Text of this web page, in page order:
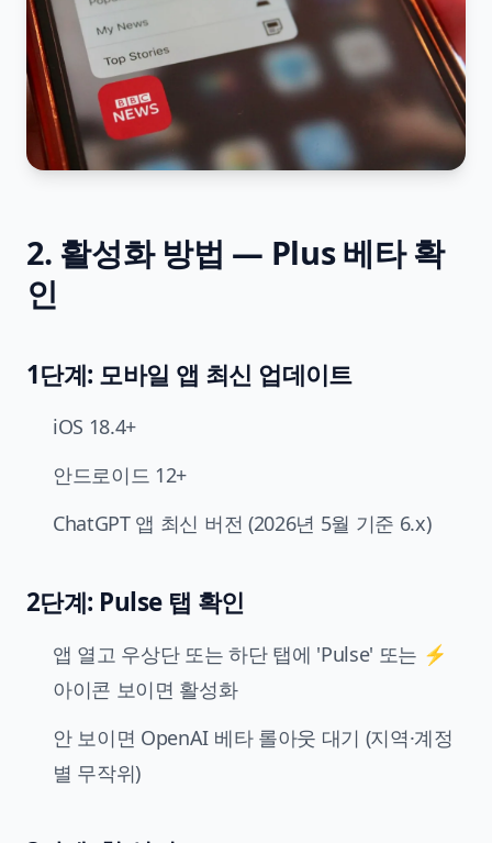
2. 활성화 방법 — Plus 베타 확
인
1단계: 모바일 앱 최신 업데이트
iOS 18.4+
안드로이드 12+
ChatGPT 앱 최신 버전 (2026년 5월 기준 6.x)
2단계: Pulse 탭 확인
앱 열고 우상단 또는 하단 탭에 'Pulse' 또는 ⚡
아이콘 보이면 활성화
안 보이면 OpenAI 베타 롤아웃 대기 (지역·계정
별 무작위)